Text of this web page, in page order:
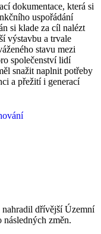
dokumentace, která si
uspořádání
si klade za cíl nalézt
výstavbu a trvale
stavu mezi
společenství lidí
snažit naplnit potřeby
a přežití i generací
dřívější Územní
následných změn.